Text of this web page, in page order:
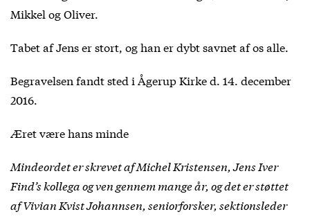
Mikkel og Oliver.
Tabet af Jens er stort, og han er dybt savnet af os alle.
Begravelsen fandt sted i Ågerup Kirke d. 14. december
2016.
Æret være hans minde
Mindeordet er skrevet af Michel Kristensen, Jens Iver
Find’s kollega og ven gennem mange år, og det er støttet
af Vivian Kvist Johannsen, seniorforsker, sektionsleder